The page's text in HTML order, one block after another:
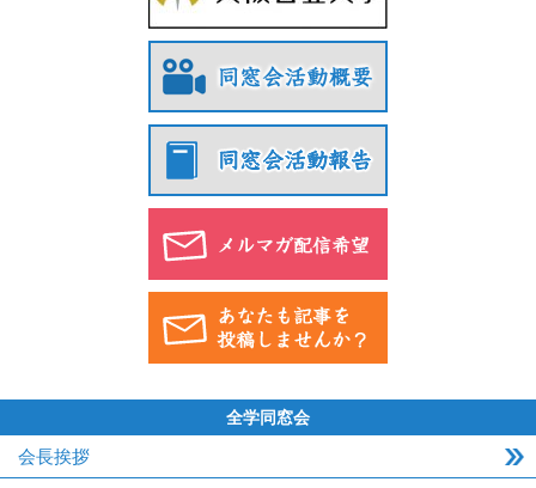
全学同窓会
会長挨拶